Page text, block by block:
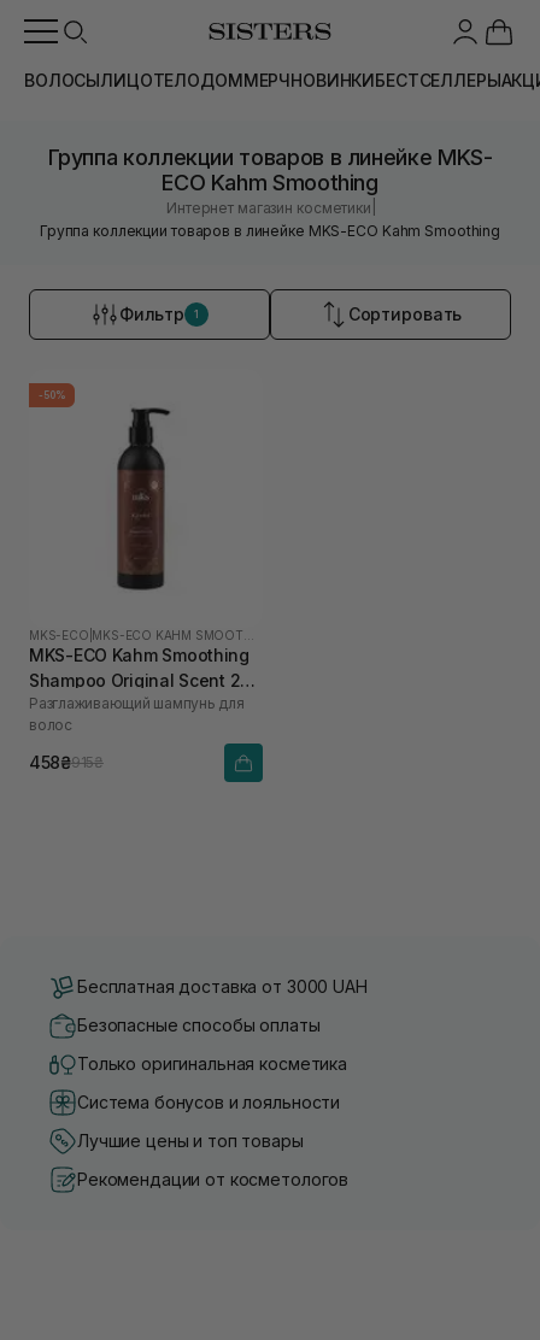
ВОЛОСЫЛИЦОТЕЛОДОММЕРЧНОВИНКИБЕСТСЕЛЛЕРЫ
Группа коллекции товаров в линейке MKS-
ECO Kahm Smoothing
Интернет магазин косметики
Группа коллекции товаров в линейке MKS-ECO Kahm Smoothing
Фильтр 1 Сортировать
-50%
MKS-ECO
MKS-ECO Kahm Smoothing
Shampoo Original Scent 296
мл
Разглаживающий шампунь для
волос
458₴915₴
Бесплатная доставка от 3000 UAH
Безопасные способы оплаты
Только оригинальная косметика
Система бонусов и лояльности
Лучшие цены и топ товары
Рекомендации от косметологов